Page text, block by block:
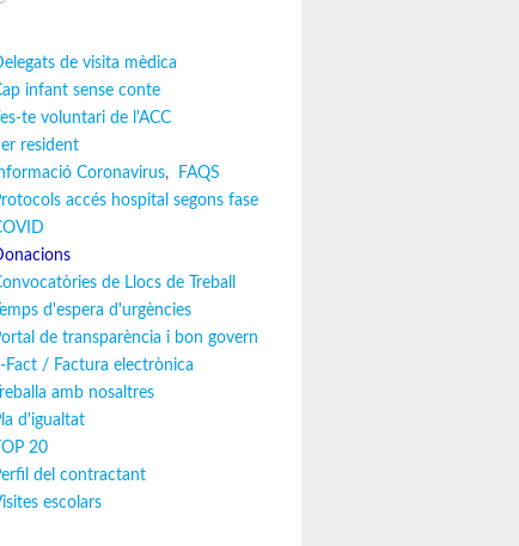
de visita mèdica
infant sense conte
te voluntari de l'ACC
resident
Coronavirus,
FAQS
accés hospital segons fase
de Llocs de Treball
Temps d'espera d'urgències
de transparència i bon govern
Fact / Factura electrònica
Treballa amb nosaltres
d'igualtat
TOP 20
del contractant
escolars